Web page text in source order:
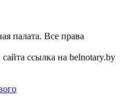
палата. Все права
ссылка на belnotary.by